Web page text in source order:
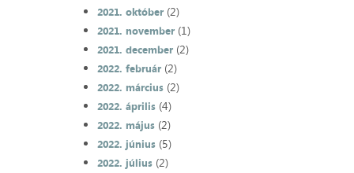
2021. október(2)
2021. november(1)
2021. december(2)
2022. február(2)
2022. március(2)
2022. április(4)
2022. május(2)
2022. június(5)
2022. július(2)